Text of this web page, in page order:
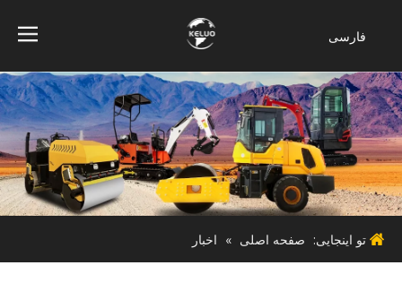
فارسی
indonesia
Türk dili
ไทย
Italiano
Deutsch
Português
Español
تو اینجایی: صفحه اصلی » اخبار